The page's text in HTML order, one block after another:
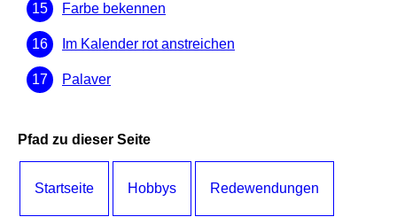
Farbe bekennen
Im Kalender rot anstreichen
Palaver
Pfad zu dieser Seite
Startseite Hobbys Redewendungen